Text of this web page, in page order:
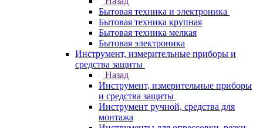
Бытовая техника и электроника
Бытовая техника крупная
Бытовая техника мелкая
Бытовая электроника
Инструмент, измерительные приборы и
средства защиты
Назад
Инструмент, измерительные приборы
и средства защиты
Инструмент ручной, средства для
монтажа